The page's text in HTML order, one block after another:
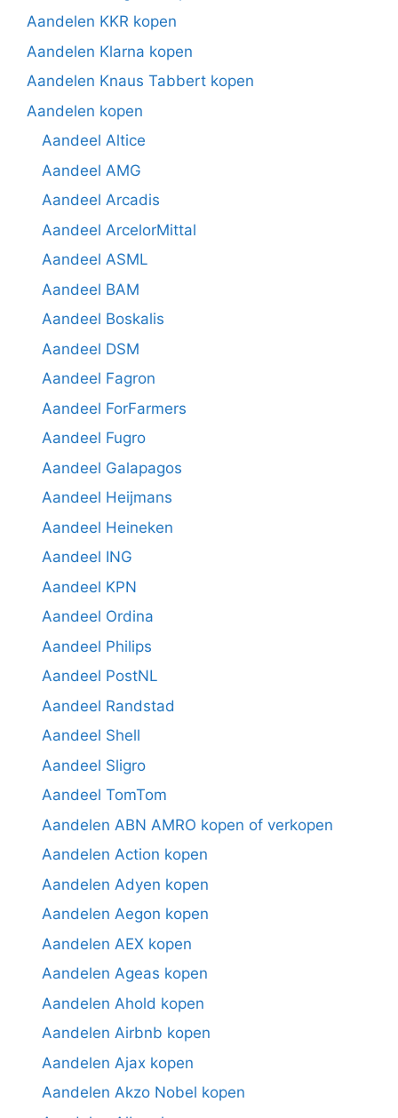
Aandelen KKR kopen
Aandelen Klarna kopen
Aandelen Knaus Tabbert kopen
Aandelen kopen
Aandeel Altice
Aandeel AMG
Aandeel Arcadis
Aandeel ArcelorMittal
Aandeel ASML
Aandeel BAM
Aandeel Boskalis
Aandeel DSM
Aandeel Fagron
Aandeel ForFarmers
Aandeel Fugro
Aandeel Galapagos
Aandeel Heijmans
Aandeel Heineken
Aandeel ING
Aandeel KPN
Aandeel Ordina
Aandeel Philips
Aandeel PostNL
Aandeel Randstad
Aandeel Shell
Aandeel Sligro
Aandeel TomTom
Aandelen ABN AMRO kopen of verkopen
Aandelen Action kopen
Aandelen Adyen kopen
Aandelen Aegon kopen
Aandelen AEX kopen
Aandelen Ageas kopen
Aandelen Ahold kopen
Aandelen Airbnb kopen
Aandelen Ajax kopen
Aandelen Akzo Nobel kopen